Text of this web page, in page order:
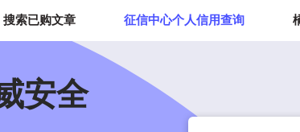
搜索已购文章 征信中心个人信用查询
安全